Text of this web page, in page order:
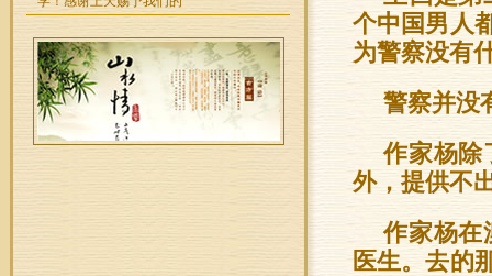
个中国男人
为警察没
警察并没
作家杨除
外，提供不
作家杨在
医生。去的